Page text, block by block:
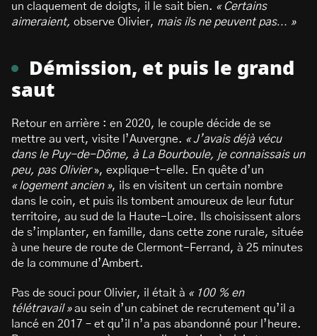
un claquement de doigts, il le sait bien. « Certains
aimeraient, observe Olivier, mais ils ne peuvent pas… »
Démission, et puis le grand
saut
Retour en arrière : en 2020, le couple décide de se
mettre au vert, visite l’Auvergne. « J’avais déjà vécu
dans le Puy-de-Dôme, à La Bourboule, je connaissais un
peu, pas Olivier», explique-t-elle. En quête d’un
« logement ancien », ils en visitent un certain nombre
dans le coin, et puis ils tombent amoureux de leur futur
territoire, au sud de la Haute-Loire. Ils choisissent alors
de s’implanter, en famille, dans cette zone rurale, située
à une heure de route de Clermont-Ferrand, à 25 minutes
de la commune d’Ambert.
Pas de souci pour Olivier, il était à « 100 % en
télétravail »au sein d’un cabinet de recrutement qu’il a
lancé en 2017 – et qu’il n’a pas abandonné pour l’heure.